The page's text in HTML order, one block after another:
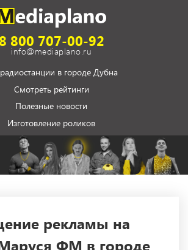
8 800 707-00-92
info@mediaplano.ru
в городе Дубна
Смотреть рейтинги
Полезные новости
Изготовление роликов
рекламы на
ФМ в городе